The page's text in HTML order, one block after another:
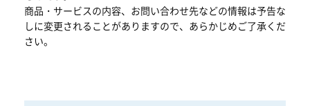
商品・サービスの内容、お問い合わせ先などの情報は予告な
しに変更されることがありますので、あらかじめご了承くだ
さい。